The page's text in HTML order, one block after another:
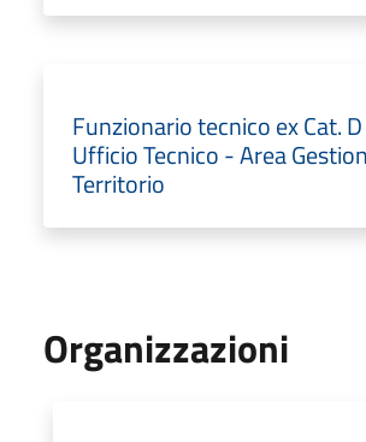
Funzionario tecnico ex Cat.
Ufficio Tecnico - Area
Territorio
Organizzazioni